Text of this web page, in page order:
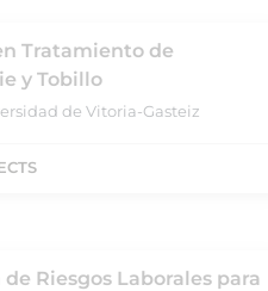
Tratamiento de
y Tobillo
de Vitoria-Gasteiz
Riesgos Laborales para